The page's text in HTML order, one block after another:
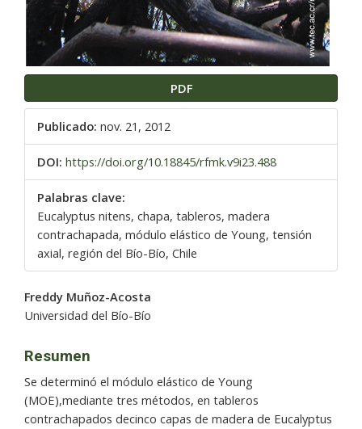
PDF
Publicado: nov. 21, 2012
DOI: https://doi.org/10.18845/rfmk.v9i23.488
Palabras clave:
Eucalyptus nitens, chapa, tableros, madera
contrachapada, módulo elástico de Young, tensión
axial, región del Bío-Bío, Chile
Contenido
principal
Freddy Muñoz-Acosta
Universidad del Bío-Bío
Resumen
Se determinó el módulo elástico de Young
(MOE),mediante tres métodos, en tableros
contrachapados decinco capas de madera de Eucalyptus